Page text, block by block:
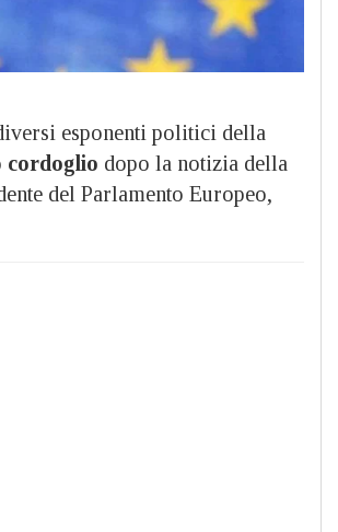
esponenti politici della
cordoglio dopo la notizia della
del Parlamento Europeo,